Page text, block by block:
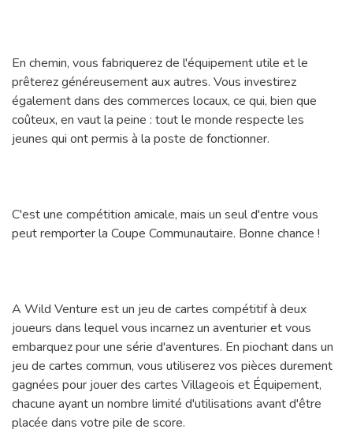
En chemin, vous fabriquerez de l'équipement utile et le
prêterez généreusement aux autres. Vous investirez
également dans des commerces locaux, ce qui, bien que
coûteux, en vaut la peine : tout le monde respecte les
jeunes qui ont permis à la poste de fonctionner.
C'est une compétition amicale, mais un seul d'entre vous
peut remporter la Coupe Communautaire. Bonne chance !
A Wild Venture est un jeu de cartes compétitif à deux
joueurs dans lequel vous incarnez un aventurier et vous
embarquez pour une série d'aventures. En piochant dans un
jeu de cartes commun, vous utiliserez vos pièces durement
gagnées pour jouer des cartes Villageois et Équipement,
chacune ayant un nombre limité d'utilisations avant d'être
placée dans votre pile de score.